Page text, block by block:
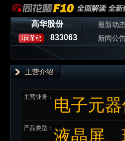
高华股份
833063
最新动
新闻公
主营介绍
主营业务： 电子元
产品类型： 液晶屏